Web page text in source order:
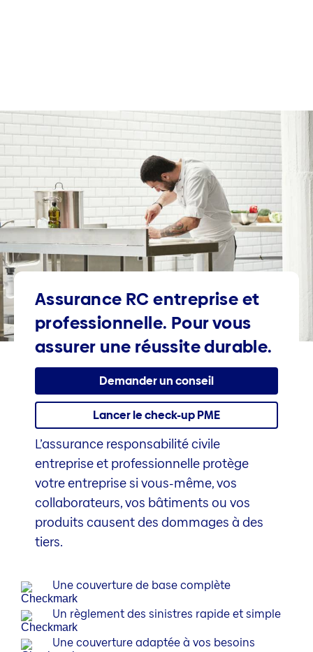
Assurance RC entreprise et
professionnelle. Pour vous
assurer une réussite durable.
Demander un conseil
Lancer le check-up PME
L’assurance responsabilité civile
entreprise et professionnelle protège
votre entreprise si vous-même, vos
collaborateurs, vos bâtiments ou vos
produits causent des dommages à des
tiers.
Une couverture de base complète
Un règlement des sinistres rapide et simple
Une couverture adaptée à vos besoins